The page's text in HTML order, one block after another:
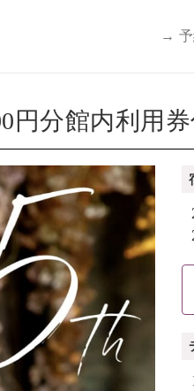
→ 予
円分館内利用券